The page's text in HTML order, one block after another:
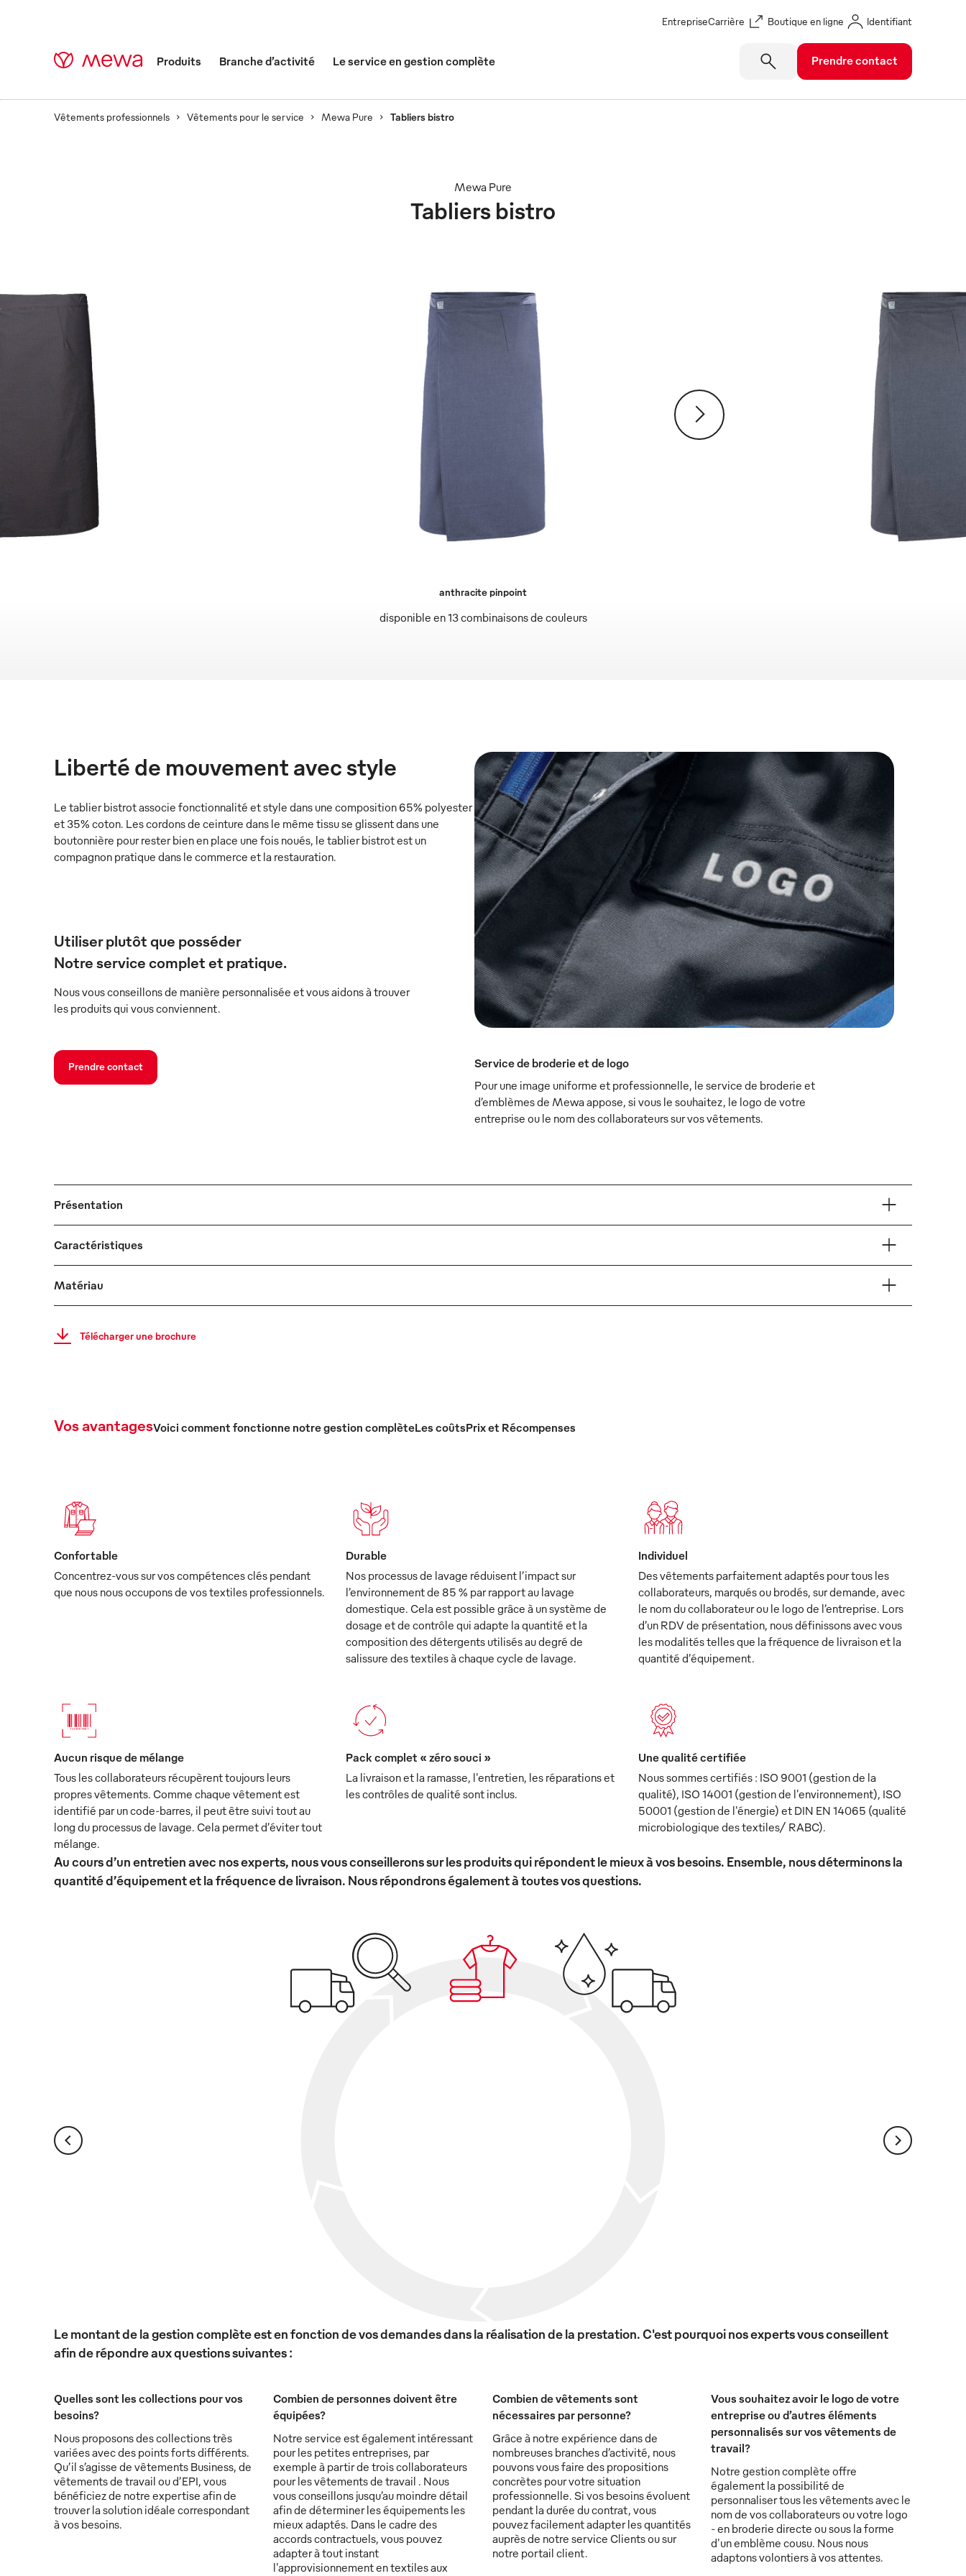
EntrepriseCarrière Boutique en ligne Identifiant
Produits Branche d’activité Le service en gestion complète Prendre contact
Vêtements professionnels Vêtements pour le service Mewa Pure Tabliers bistro
Tabliers bistro
Mewa Pure
disponible en 13 combinaisons de couleurs
anthracite pinpoint
Liberté de mouvement avec style
Le tablier bistrot associe fonctionnalité et style dans une composition 65% polyester
et 35% coton. Les cordons de ceinture dans le même tissu se glissent dans une
boutonnière pour rester bien en place une fois noués, le tablier bistrot est un
compagnon pratique dans le commerce et la restauration.
Utiliser plutôt que posséder
Notre service complet et pratique.
Nous vous conseillons de manière personnalisée et vous aidons à trouver
les produits qui vous conviennent.
Prendre contact
Service de broderie et de logo
Pour une image uniforme et professionnelle, le service de broderie et
d’emblèmes de Mewa appose, si vous le souhaitez, le logo de votre
entreprise ou le nom des collaborateurs sur vos vêtements.
Présentation
Caractéristiques
Matériau
Télécharger une brochure
Vos avantagesVoici comment fonctionne notre gestion complèteLes coûtsPrix et Récompenses
Confortable
Concentrez-vous sur vos compétences clés pendant
que nous nous occupons de vos textiles professionnels.
Durable
Nos processus de lavage réduisent l’impact sur
l’environnement de 85 % par rapport au lavage
domestique. Cela est possible grâce à un système de
dosage et de contrôle qui adapte la quantité et la
composition des détergents utilisés au degré de
salissure des textiles à chaque cycle de lavage.
Individuel
Des vêtements parfaitement adaptés pour tous les
collaborateurs, marqués ou brodés, sur demande, avec
le nom du collaborateur ou le logo de l’entreprise. Lors
d’un RDV de présentation, nous définissons avec vous
les modalités telles que la fréquence de livraison et la
quantité d’équipement.
Aucun risque de mélange
Tous les collaborateurs récupèrent toujours leurs
propres vêtements. Comme chaque vêtement est
identifié par un code-barres, il peut être suivi tout au
long du processus de lavage. Cela permet d’éviter tout
mélange.
Pack complet « zéro souci »
La livraison et la ramasse, l'entretien, les réparations et
les contrôles de qualité sont inclus.
Une qualité certifiée
Nous sommes certifiés : ISO 9001 (gestion de la
qualité), ISO 14001 (gestion de l'environnement), ISO
50001 (gestion de l'énergie) et DIN EN 14065 (qualité
microbiologique des textiles/ RABC).
Au cours d’un entretien avec nos experts, nous vous conseillerons sur les produits qui répondent le mieux à vos besoins. Ensemble, nous déterminons la
quantité d’équipement et la fréquence de livraison. Nous répondrons également à toutes vos questions.
Le montant de la gestion complète est en fonction de vos demandes dans la réalisation de la prestation. C'est pourquoi nos experts vous conseillent
afin de répondre aux questions suivantes :
Quelles sont les collections pour vos
besoins?
Nous proposons des collections très
variées avec des points forts différents.
Qu’il s’agisse de vêtements Business, de
vêtements de travail ou d’EPI, vous
bénéficiez de notre expertise afin de
trouver la solution idéale correspondant
à vos besoins.
Combien de personnes doivent être
équipées?
Notre service est également intéressant
pour les petites entreprises, par
exemple à partir de trois collaborateurs
pour les vêtements de travail . Nous
vous conseillons jusqu’au moindre détail
afin de déterminer les équipements les
mieux adaptés. Dans le cadre des
accords contractuels, vous pouvez
adapter à tout instant
l'approvisionnement en textiles aux
Combien de vêtements sont
nécessaires par personne?
Grâce à notre expérience dans de
nombreuses branches d’activité, nous
pouvons vous faire des propositions
concrètes pour votre situation
professionnelle. Si vos besoins évoluent
pendant la durée du contrat, vous
pouvez facilement adapter les quantités
auprès de notre service Clients ou sur
notre portail client.
Vous souhaitez avoir le logo de votre
entreprise ou d’autres éléments
personnalisés sur vos vêtements de
travail?
Notre gestion complète offre
également la possibilité de
personnaliser tous les vêtements avec le
nom de vos collaborateurs ou votre logo
- en broderie directe ou sous la forme
d'un emblème cousu. Nous nous
adaptons volontiers à vos attentes.